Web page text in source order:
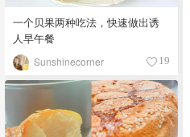
一个贝果两种吃法，快速做出诱
人早午餐
Sunshinecorner 19